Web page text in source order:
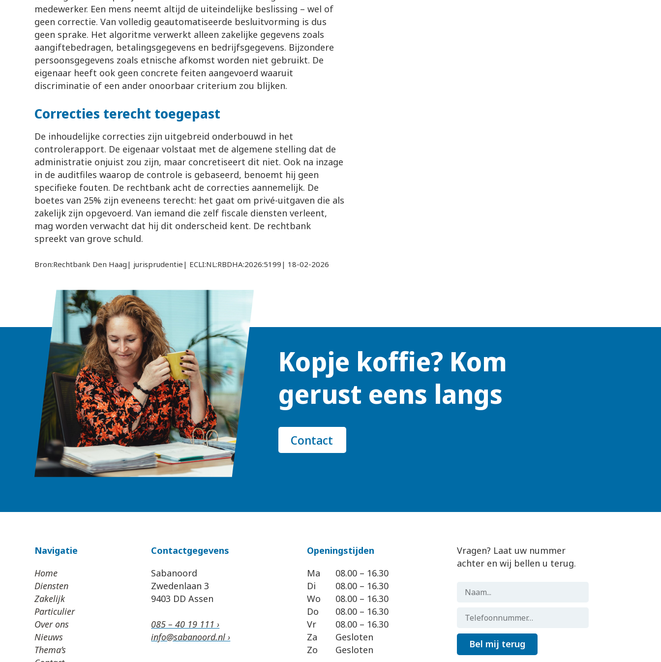
medewerker. Een mens neemt altijd de uiteindelijke beslissing – wel of
geen correctie. Van volledig geautomatiseerde besluitvorming is dus
geen sprake. Het algoritme verwerkt alleen zakelijke gegevens zoals
aangiftebedragen, betalingsgegevens en bedrijfsgegevens. Bijzondere
persoonsgegevens zoals etnische afkomst worden niet gebruikt. De
eigenaar heeft ook geen concrete feiten aangevoerd waaruit
discriminatie of een ander onoorbaar criterium zou blijken.
Correcties terecht toegepast
De inhoudelijke correcties zijn uitgebreid onderbouwd in het
controlerapport. De eigenaar volstaat met de algemene stelling dat de
administratie onjuist zou zijn, maar concretiseert dit niet. Ook na inzage
in de auditfiles waarop de controle is gebaseerd, benoemt hij geen
specifieke fouten. De rechtbank acht de correcties aannemelijk. De
boetes van 25% zijn eveneens terecht: het gaat om privé-uitgaven die als
zakelijk zijn opgevoerd. Van iemand die zelf fiscale diensten verleent,
mag worden verwacht dat hij dit onderscheid kent. De rechtbank
spreekt van grove schuld.
Bron:Rechtbank Den Haag| jurisprudentie| ECLI:NL:RBDHA:2026:5199| 18-02-2026
Kopje koffie? Kom
gerust eens langs
Contact
Navigatie
Home
Diensten
Zakelijk
Particulier
Over ons
Nieuws
Thema’s
Contactgegevens
Sabanoord
Zwedenlaan 3
9403 DD Assen
085 – 40 19 111 ›
info@sabanoord.nl ›
Openingstijden
Ma
Di
Wo
Do
Vr
Za
Zo
08.00 – 16.30
08.00 – 16.30
08.00 – 16.30
08.00 – 16.30
08.00 – 16.30
Gesloten
Gesloten
Vragen? Laat uw nummer
achter en wij bellen u terug.
Bel mij terug